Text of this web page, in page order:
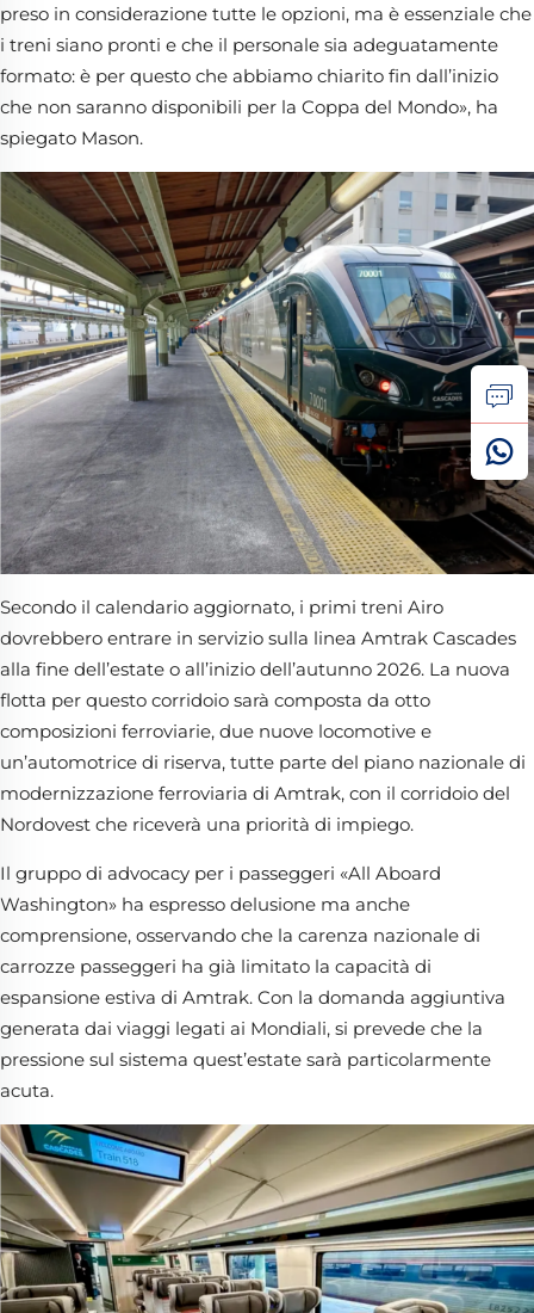
preso in considerazione tutte le opzioni, ma è essenziale che
i treni siano pronti e che il personale sia adeguatamente
formato: è per questo che abbiamo chiarito fin dall’inizio
che non saranno disponibili per la Coppa del Mondo», ha
spiegato Mason.
Secondo il calendario aggiornato, i primi treni Airo
dovrebbero entrare in servizio sulla linea Amtrak Cascades
alla fine dell’estate o all’inizio dell’autunno 2026. La nuova
flotta per questo corridoio sarà composta da otto
composizioni ferroviarie, due nuove locomotive e
un’automotrice di riserva, tutte parte del piano nazionale di
modernizzazione ferroviaria di Amtrak, con il corridoio del
Nordovest che riceverà una priorità di impiego.
Il gruppo di advocacy per i passeggeri «All Aboard
Washington» ha espresso delusione ma anche
comprensione, osservando che la carenza nazionale di
carrozze passeggeri ha già limitato la capacità di
espansione estiva di Amtrak. Con la domanda aggiuntiva
generata dai viaggi legati ai Mondiali, si prevede che la
pressione sul sistema quest’estate sarà particolarmente
acuta.